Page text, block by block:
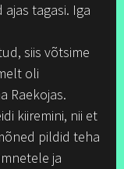
tagasi. Iga
siis võtsime
oli
Raekojas.
kiiremini, nii et
pildid teha
ja